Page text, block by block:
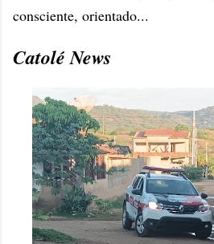
consciente, orientado...
Catolé News